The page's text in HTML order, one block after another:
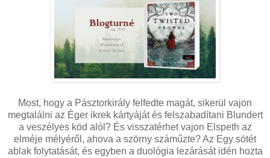
Most, hogy a Pásztorkirály felfedte magát, sikerül vajon
megtalálni az Éger ikrek kártyáját és felszabadítani Blundert
a veszélyes köd alól? És visszatérhet vajon Elspeth az
elméje mélyéről, ahova a szörny száműzte? Az Egy sötét
ablak folytatását, és egyben a duológia lezárását idén hozta